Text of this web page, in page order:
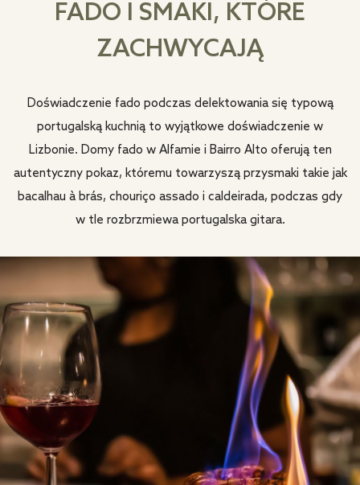
FADO I SMAKI, KTÓRE
ZACHWYCAJĄ
Doświadczenie fado podczas delektowania się typową
portugalską kuchnią to wyjątkowe doświadczenie w
Lizbonie. Domy fado w Alfamie i Bairro Alto oferują ten
autentyczny pokaz, któremu towarzyszą przysmaki takie jak
bacalhau à brás, chouriço assado i caldeirada, podczas gdy
w tle rozbrzmiewa portugalska gitara.